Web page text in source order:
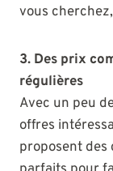
vous
3. Des prix
régulières
Avec un peu
offres
proposent des